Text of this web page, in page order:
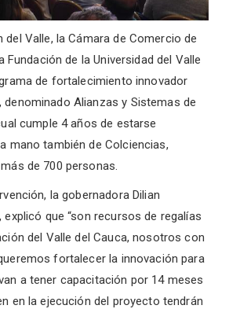
del Valle, la Cámara de Comercio de
Fundación de la Universidad del Valle
de fortalecimiento innovador
denominado Alianzas y Sistemas de
cumple 4 años de estarse
mano también de Colciencias,
de 700 personas.
la gobernadora Dilian
explicó que “son recursos de regalías
del Valle del Cauca, nosotros con
fortalecer la innovación para
a tener capacitación por 14 meses
en la ejecución del proyecto tendrán